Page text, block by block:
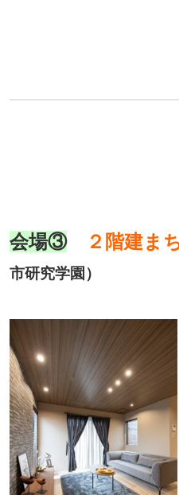
会場③ ２階建ま
市研究学園）